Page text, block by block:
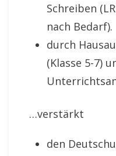
Schreiben
nach Bedarf).
durch
(Klasse 5-7)
…verstärkt
den